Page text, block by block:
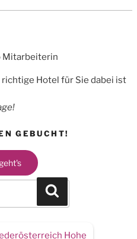
Hotel für Sie dabei ist
GEBUCHT!